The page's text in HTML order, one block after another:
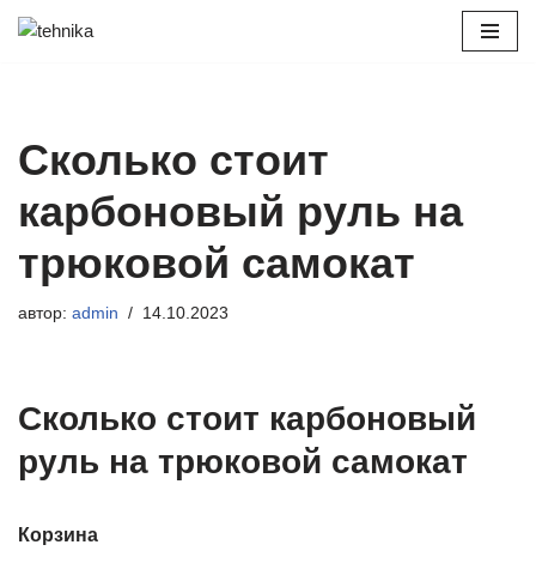
Сколько стоит
карбоновый руль на
трюковой самокат
автор: admin 14.10.2023
Сколько стоит карбоновый
руль на трюковой самокат
Корзина